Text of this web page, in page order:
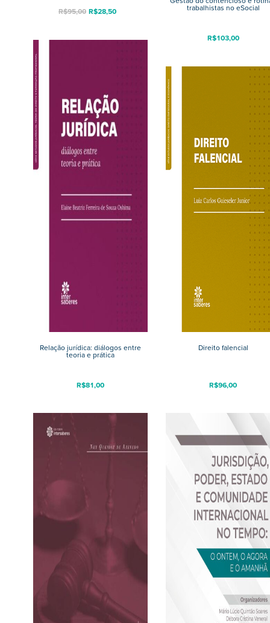
R$95,00 R$28,50 trabalhistas no eSocial
R$103,00
Relação jurídica: diálogos entre
teoria e prática
R$81,00
Direito falencial
R$96,00